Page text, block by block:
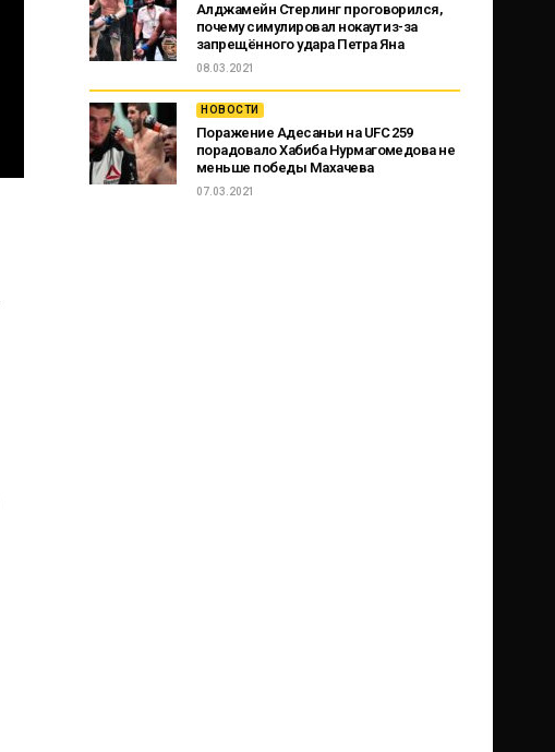
Алджамейн Стерлинг проговорился,
почему симулировал нокаут из-за
запрещённого удара Петра Яна
08.03.2021
НОВОСТИ
Поражение Адесаньи на UFC 259
порадовало Хабиба Нурмагомедова не
меньше победы Махачева
07.03.2021